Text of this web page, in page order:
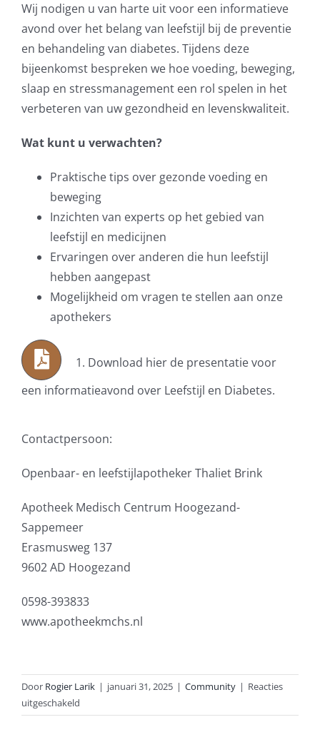
Wij nodigen u van harte uit voor een informatieve
avond over het belang van leefstijl bij de preventie
en behandeling van diabetes. Tijdens deze
bijeenkomst bespreken we hoe voeding, beweging,
slaap en stressmanagement een rol spelen in het
verbeteren van uw gezondheid en levenskwaliteit.
Wat kunt u verwachten?
Praktische tips over gezonde voeding en
beweging
Inzichten van experts op het gebied van
leefstijl en medicijnen
Ervaringen over anderen die hun leefstijl
hebben aangepast
Mogelijkheid om vragen te stellen aan onze
apothekers
1. Download hier de presentatie voor
een informatieavond over Leefstijl en Diabetes.
Contactpersoon:
Openbaar- en leefstijlapotheker Thaliet Brink
Apotheek Medisch Centrum Hoogezand-
Sappemeer
Erasmusweg 137
9602 AD Hoogezand
0598-393833
www.apotheekmchs.nl
Door Rogier Larik | januari 31, 2025 | Community | Reacties
uitgeschakeld
Informatieavond